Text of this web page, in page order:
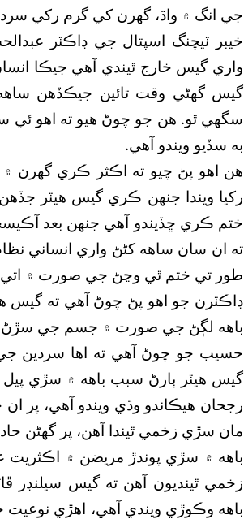
جي انگ ۾ واڌ، گھرن کي گرم رکي
خيبر ٽيچنگ اسپتال جي ڊاڪٽر
واري گيس خارج ٿيندي آهي جيڪا
گيس گھڻي وقت تائين جيڪڏهن
سگهي ٿو. هن جو چوڻ هيو ته اهو ئي
به سڏيو ويندو آهي.
هن اهو پڻ چيو ته اڪثر ڪري گھرن ۾
رکيا ويندا جنهن ڪري گيس هيٽر
ختم ڪري ڇڏيندو آهي جنهن بعد
ته ان سان ساهه کڻڻ واري انساني
طور تي ختم ٿي وڃڻ جي صورت ۾ اتي
ڊاڪٽرن جو اهو پڻ چوڻ آهي ته گيس
باهه لڳڻ جي صورت ۾ جسم جي سڙڻ
حسيب جو چوڻ آهي ته اها سردين
گيس هيٽر ٻارڻ سبب باهه ۾ سڙي پيل
رجحان هيڪاندو وڌي ويندو آهي، پر
مان سڙي زخمي ٿيندا آهن، پر گھڻن
باهه ۾ سڙي پوندڙ مريضن ۾
زخمي ٿينديون آهن ته گيس سيلنڊر
باهه وڪوڙي ويندي آهي، اهڙي